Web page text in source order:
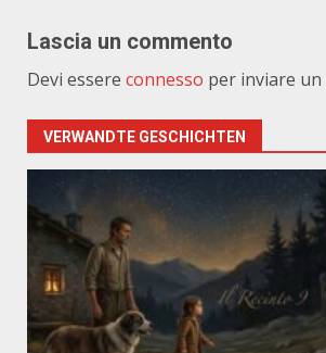
Lascia un commento
Devi essere connesso per inviare un
VERWANDTE GESCHICHTEN